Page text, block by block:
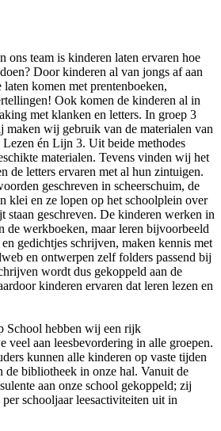
ons team is kinderen laten ervaren hoe
Door kinderen al van jongs af aan
komen met prentenboeken,
Ook komen de kinderen al in
met klanken en letters. In groep 3
maken wij gebruik van de materialen van
én Lijn 3. Uit beide methodes
materialen. Tevens vinden wij het
de letters ervaren met al hun zintuigen.
geschreven in scheerschuim, de
klei en ze lopen op het schoolplein over
staan geschreven. De kinderen werken in
de werkboeken, maar leren bijvoorbeeld
gedichtjes schrijven, maken kennis met
en ontwerpen zelf folders passend bij
wordt dus gekoppeld aan de
kinderen ervaren dat leren lezen en
School hebben wij een rijk
veel aan leesbevordering in alle groepen.
kunnen alle kinderen op vaste tijden
de bibliotheek in onze hal. Vanuit de
aan onze school gekoppeld; zij
schooljaar leesactiviteiten uit in